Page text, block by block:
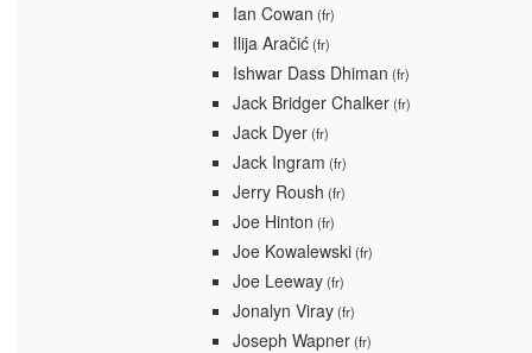
Ian Cowan (fr)
Ilija Aračić(fr)
Ishwar Dass Dhiman (fr)
Jack Bridger Chalker(fr)
Jack Dyer(fr)
Jack Ingram (fr)
Jerry Roush (fr)
Joe Hinton (fr)
Joe Kowalewski(fr)
Joe Leeway(fr)
Jonalyn Viray(fr)
Joseph Wapner(fr)